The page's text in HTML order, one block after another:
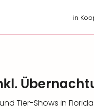
in
Tier-Shows in Florida